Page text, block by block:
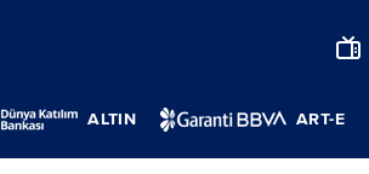
ALTIN ART-E